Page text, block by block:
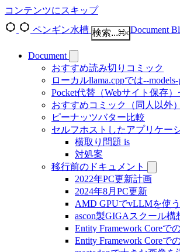
コンテンツにスキップ
ペンギン水槽 検索...⌘K Document
Document
おすすめ読み切りコミック
ローカルllama.cppでは--models-
Pocket代替（Webサイト保存
おすすめコミック（同人以外）
ピーナッツバター比較
セルフホストしたアプリケー
横取り問題 is
対処案
移行前のドキュメント
2022年PC更新計画
2024年8月PC更新
AMD GPUでvLLMを使う
ascon製GIGAスクール
Entity Framework Coreで
Entity Framework Core